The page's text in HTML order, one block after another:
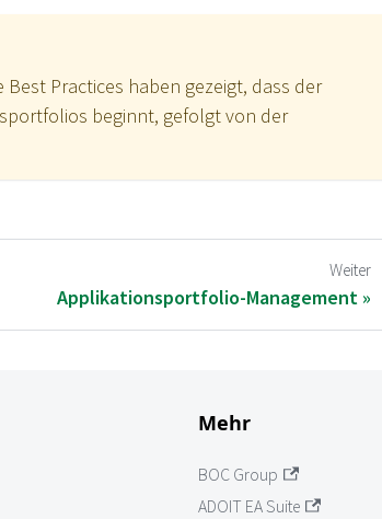
Practices haben gezeigt, dass der
beginnt, gefolgt von der
Weiter
Applikationsportfolio-Management
Mehr
BOC Group
ADOIT EA Suite